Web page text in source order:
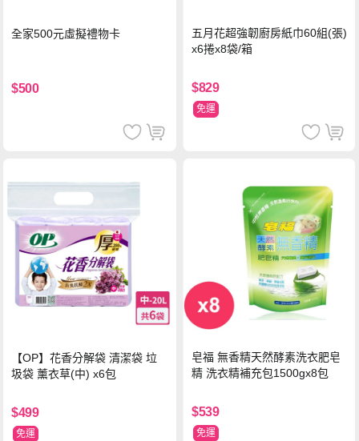
全家500元虛擬禮物卡
$500
五月花超強韌廚房紙巾60組(張)
x6捲x8袋/箱
$829
免運
【OP】花香分解袋 清潔袋 垃
圾袋 薰衣草(中) x6包
$499
免運
皂福 無香精天然酵素洗衣肥皂
精 洗衣精補充包1500gx8包
$539
免運